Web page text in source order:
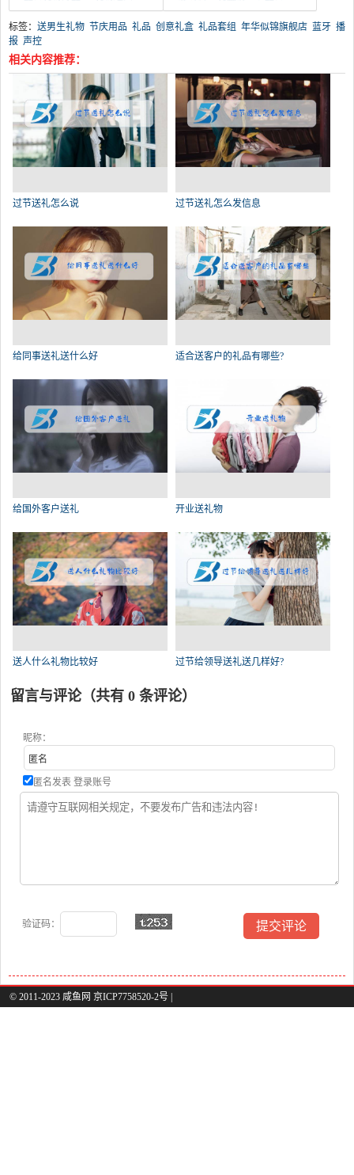
标签： 送男生礼物 节庆用品 礼品 创意礼盒 礼品套组 年华似锦旗舰店 蓝牙 播
报 声控
相关内容推荐：
过节送礼怎么说 过节送礼怎么发信息
给同事送礼送什么好 适合送客户的礼品有哪些?
给国外客户送礼 开业送礼物
送人什么礼物比较好 过节给领导送礼送几样好?
留言与评论（共有 0 条评论）
昵称：
匿名发表 登录账号
验证码：
© 2011-2023 咸鱼网 京ICP7758520-2号 |